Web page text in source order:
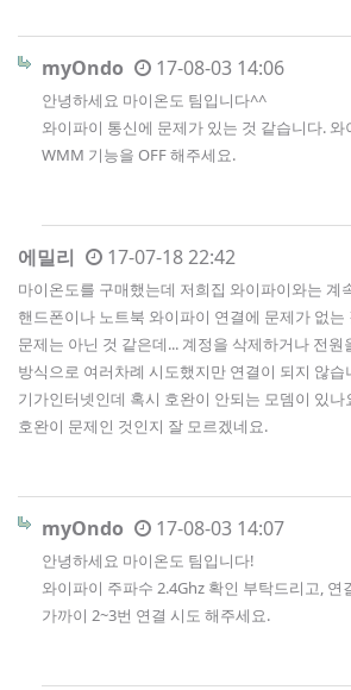
myOndo 17-08-03 14:06
안녕하세요 마이온도 팀입니다^^
와이파이 통신에 문제가 있는 것 같습니다.
WMM 기능을 OFF 해주세요.
에밀리 17-07-18 22:42
마이온도를 구매했는데 저희집 와이파이와는 계
핸드폰이나 노트북 와이파이 연결에 문제가 없는
문제는 아닌 것 같은데... 계정을 삭제하거나 전원
방식으로 여러차례 시도했지만 연결이 되지 않습
기가인터넷인데 혹시 호완이 안되는 모뎀이 있나
호완이 문제인 것인지 잘 모르겠네요.
myOndo 17-08-03 14:07
안녕하세요 마이온도 팀입니다!
와이파이 주파수 2.4Ghz 확인 부탁드리고, 연
가까이 2~3번 연결 시도 해주세요.